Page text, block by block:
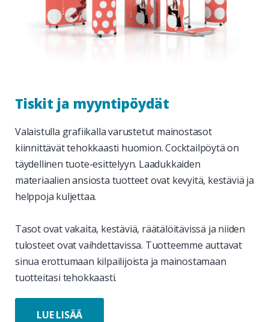
Tiskit ja myyntipöydät
Valaistulla grafiikalla varustetut mainostasot
kiinnittävät tehokkaasti huomion. Cocktailpöytä on
täydellinen tuote-esittelyyn. Laadukkaiden
materiaalien ansiosta tuotteet ovat kevyitä, kestäviä ja
helppoja kuljettaa.
Tasot ovat vakaita, kestäviä, räätälöitävissä ja niiden
tulosteet ovat vaihdettavissa. Tuotteemme auttavat
sinua erottumaan kilpailijoista ja mainostamaan
tuotteitasi tehokkaasti.
LUE LISÄÄ